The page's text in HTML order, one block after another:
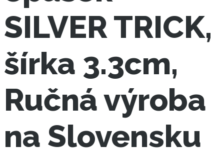
SILVER TRICK,
šírka 3.3cm,
Ručná výroba
na Slovensku